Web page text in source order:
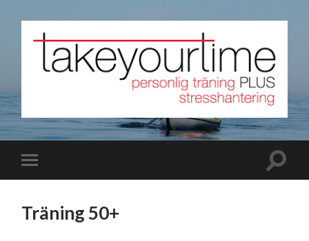
Träning 50+